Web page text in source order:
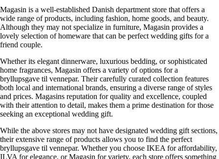
Magasin is a well-established Danish department store that offers a
wide range of products, including fashion, home goods, and beauty.
Although they may not specialize in furniture, Magasin provides a
lovely selection of homeware that can be perfect wedding gifts for a
friend couple.
Whether its elegant dinnerware, luxurious bedding, or sophisticated
home fragrances, Magasin offers a variety of options for a
bryllupsgave til vennepar. Their carefully curated collection features
both local and international brands, ensuring a diverse range of styles
and prices. Magasins reputation for quality and excellence, coupled
with their attention to detail, makes them a prime destination for those
seeking an exceptional wedding gift.
While the above stores may not have designated wedding gift sections,
their extensive range of products allows you to find the perfect
bryllupsgave til vennepar. Whether you choose IKEA for affordability,
ILVA for elegance, or Magasin for variety, each store offers something